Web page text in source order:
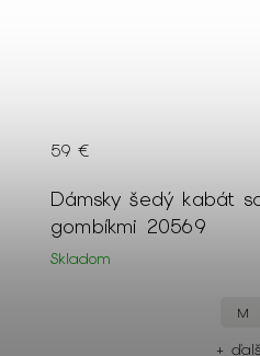
Dámsky šedý kabát
gombíkmi 20569
Skladom
59 €
M
+